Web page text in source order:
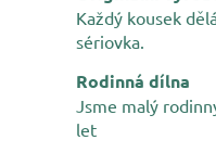
Každý kousek
sériovka.
Rodinná dílna
Jsme malý
let